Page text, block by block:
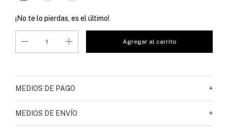
¡No te lo pierdas, es el último!
MEDIOS DE PAGO +
MEDIOS DE ENVÍO +